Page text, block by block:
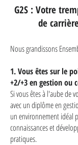
G2S : Votre
de
Nous grandissons
1. Vous êtes sur le
+2/+3 en gestion ou
Si vous êtes à l'aube de
avec un diplôme en
un environnement idéal
connaissances et
pratiques.